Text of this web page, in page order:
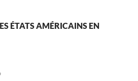
ÉTATS AMÉRICAINS EN